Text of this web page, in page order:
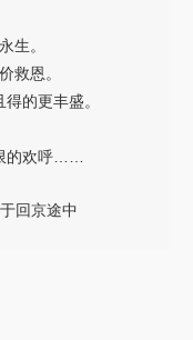
生。
救恩。
的更丰盛。
的欢呼……
回京途中